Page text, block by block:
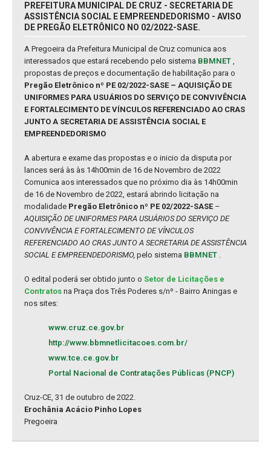
PREFEITURA MUNICIPAL DE CRUZ - SECRETARIA DE
ASSISTÊNCIA SOCIAL E EMPREENDEDORISMO - AVISO
DE PREGÃO ELETRÔNICO NO 02/2022-SASE.
A Pregoeira da Prefeitura Municipal de Cruz comunica aos
interessados que estará recebendo pelo sistema BBMNET ,
propostas de preços e documentação de habilitação para o
Pregão Eletrônico nº PE 02/2022-SASE – AQUISIÇÃO DE
UNIFORMES PARA USUÁRIOS DO SERVIÇO DE CONVIVÊNCIA
E FORTALECIMENTO DE VÍNCULOS REFERENCIADO AO CRAS
JUNTO A SECRETARIA DE ASSISTÊNCIA SOCIAL E
EMPREENDEDORISMO
A abertura e exame das propostas e o inicio da disputa por
lances será às às 14h00min de 16 de Novembro de 2022
Comunica aos interessados que no próximo dia às 14h00min
de 16 de Novembro de 2022, estará abrindo licitação na
modalidade Pregão Eletrônico nº PE 02/2022-SASE –
AQUISIÇÃO DE UNIFORMES PARA USUÁRIOS DO SERVIÇO DE
CONVIVÊNCIA E FORTALECIMENTO DE VÍNCULOS
REFERENCIADO AO CRAS JUNTO A SECRETARIA DE ASSISTÊNCIA
SOCIAL E EMPREENDEDORISMO, pelo sistema BBMNET .
O edital poderá ser obtido junto o Setor de Licitações e
Contratos na Praça dos Três Poderes s/nº - Bairro Aningas e
nos sites:
www.cruz.ce.gov.br
http://www.bbmnetlicitacoes.com.br/
www.tce.ce.gov.br
Portal Nacional de Contratações Públicas (PNCP)
Cruz-CE, 31 de outubro de 2022.
Erochânia Acácio Pinho Lopes
Pregoeira